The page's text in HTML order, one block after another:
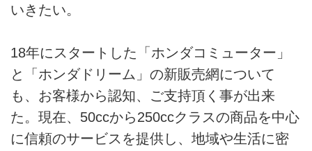
いきたい。
18年にスタートした「ホンダコミューター」
と「ホンダドリーム」の新販売網について
も、お客様から認知、ご支持頂く事が出来
た。現在、50ccから250ccクラスの商品を中心
に信頼のサービスを提供し、地域や生活に密